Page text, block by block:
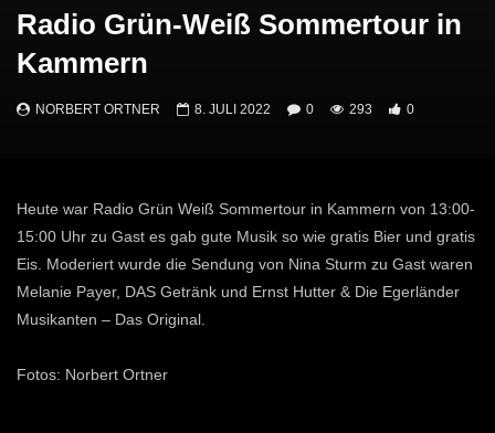
Radio Grün-Weiß Sommertour in
Kammern
NORBERT ORTNER 8. JULI 2022 0 293 0
Heute war Radio Grün Weiß Sommertour in Kammern von 13:00-
15:00 Uhr zu Gast es gab gute Musik so wie gratis Bier und gratis
Eis. Moderiert wurde die Sendung von Nina Sturm zu Gast waren
Melanie Payer, DAS Getränk und Ernst Hutter & Die Egerländer
Musikanten – Das Original
Fotos: Norbert Ortner